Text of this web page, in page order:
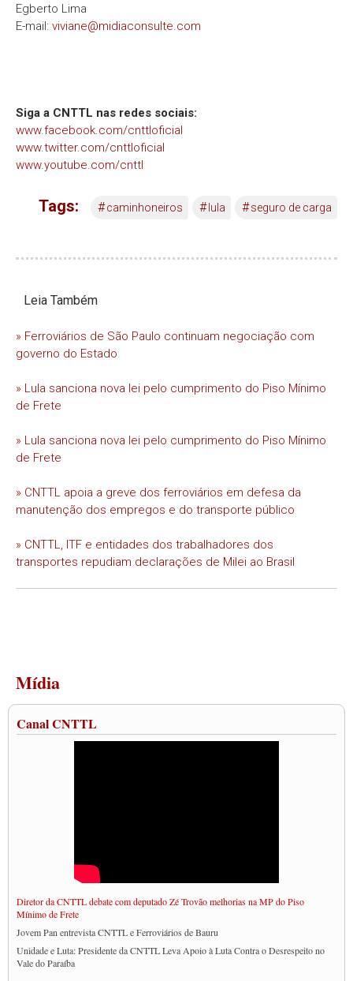
Egberto Lima
E-mail: viviane@midiaconsulte.com
Siga a CNTTL nas redes sociais:
www.facebook.com/cnttloficial
www.twitter.com/cnttloficial
www.youtube.com/cnttl
Tags: #caminhoneiros #lula #seguro de carga
Leia Também
» Ferroviários de São Paulo continuam negociação com
governo do Estado
» Lula sanciona nova lei pelo cumprimento do Piso Mínimo
de Frete
» Lula sanciona nova lei pelo cumprimento do Piso Mínimo
de Frete
» CNTTL apoia a greve dos ferroviários em defesa da
manutenção dos empregos e do transporte público
» CNTTL, ITF e entidades dos trabalhadores dos
transportes repudiam declarações de Milei ao Brasil
Mídia
Canal CNTTL
Diretor da CNTTL debate com deputado Zé Trovão melhorias na MP do Piso
Mínimo de Frete
Jovem Pan entrevista CNTTL e Ferroviários de Bauru
Unidade e Luta: Presidente da CNTTL Leva Apoio à Luta Contra o Desrespeito no
Vale do Paraíba